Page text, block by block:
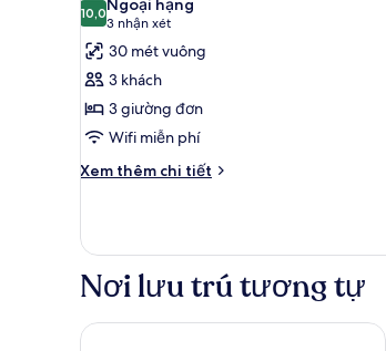
cả
ảnh
Phòng
3
10,010,0 trên 10
Ngoại hạng
3 nhận xét
(3
nhận
xét)
30 mét vuông
3 khách
3 giường đơn
Wifi miễn phí
Xem thêm chi tiết
Chi
Phòng
Nơi lưu trú tương tự
hotel Villa Conte Riccardi